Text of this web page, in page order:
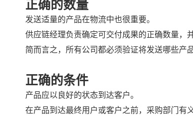
正确的数量
发送适量的产品在物流中也很重要。
供应链经理负责确定可交付成果的正确数量，
简而言之，所有公司都必须验证将发送哪些产
正确的条件
产品应以良好的状态到达客户。
在产品到达最终用户或客户之前，采购部门有